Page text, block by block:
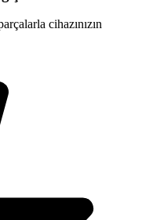
cihazınızın